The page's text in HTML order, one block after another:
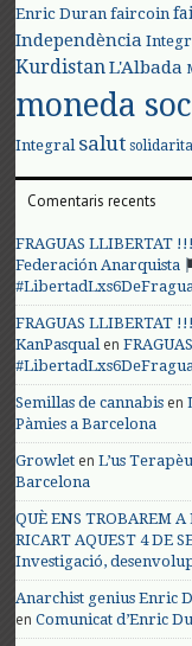
Enric Duran faircoin
Independència
KurdistanL'Albada
moneda
Integral salut
Comentaris recents
FRAGUAS LLIBERTAT
Federación Anarquista
FRAGUAS LLIBERTAT
KanPasqualen
Semillas de cannabis en
Pàmies a Barcelona
Growlet enL’us
Barcelona
QUÈ ENS TROBAREM
RICART AQUEST 4 DE
Investigació,
Anarchist genius Enric
enComunicat d’Enric